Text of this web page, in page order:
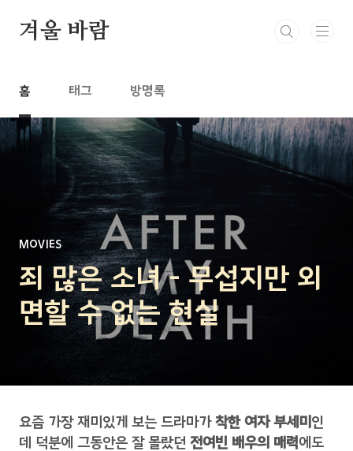
겨울 바람
홈 태그 방명록
MOVIES
죄 많은 소녀 - 무섭지만 외
면할 수 없는 현실
요즘 가장 재미있게 보는 드라마가 착한 여자 부세미 인
데 덕분에 그동안은 잘 몰랐던 전여빈 배우의 매력에도